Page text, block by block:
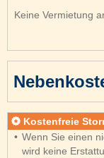
Keine Vermietung
Kostenfreie
Wenn Sie einen
wird keine